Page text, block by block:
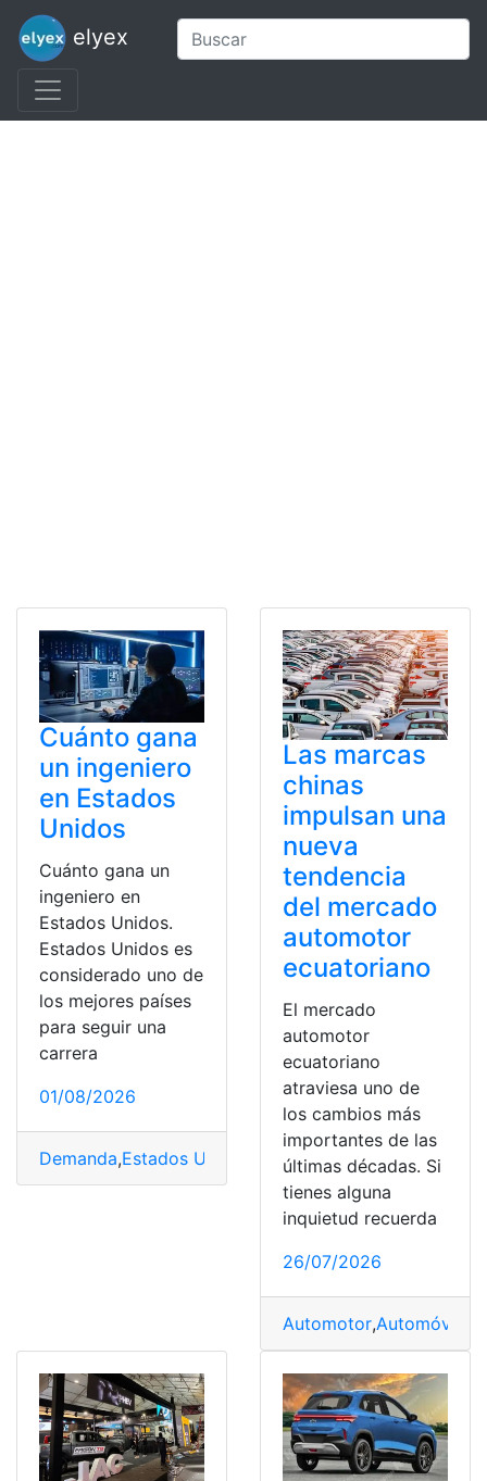
elyex
Cuánto gana
un ingeniero
en Estados
Unidos
Cuánto gana un
ingeniero en
Estados Unidos.
Estados Unidos es
considerado uno de
los mejores países
para seguir una
carrera
01/08/2026
Demanda,Estados Unidos Ingeniero,Mercado,
Las marcas
chinas
impulsan una
nueva
tendencia
del mercado
automotor
ecuatoriano
El mercado
automotor
ecuatoriano
atraviesa uno de
los cambios más
importantes de las
últimas décadas. Si
tienes alguna
inquietud recuerda
26/07/2026
Automotor,Automóvil